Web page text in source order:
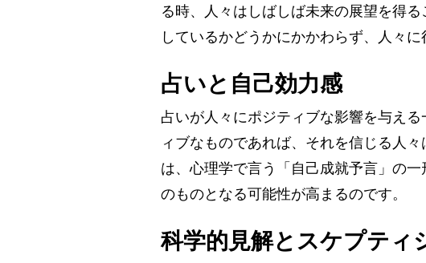
る時、人々はしばしば未来の展望を得
しているかどうかにかかわらず、人々
占いと自己効力感
占いが人々にポジティブな影響を与え
ィブなものであれば、それを信じる人
は、心理学で言う「自己成就予言」の
のものとなる可能性が高まるのです。
科学的見解とスケプティ